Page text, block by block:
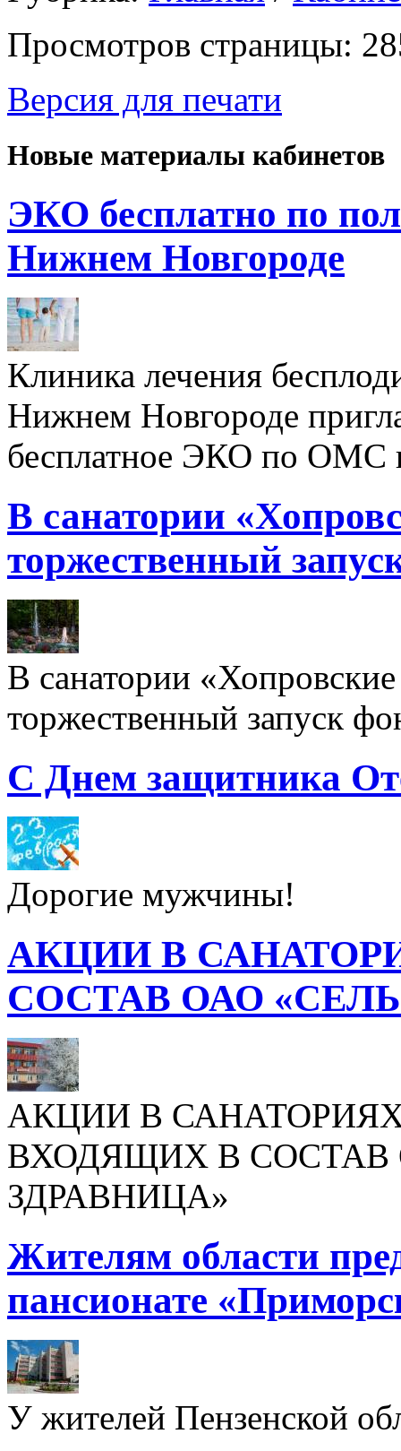
Просмотров страницы:
Версия для печати
Новые материалы кабинетов
ЭКО бесплатно по
Нижнем Новгороде
Клиника лечения
Нижнем Новгороде
бесплатное ЭКО по ОМС
В санатории
торжественный
В санатории «Хопровские
торжественный запуск
С Днем защитника
Дорогие мужчины!
АКЦИИ В
СОСТАВ ОАО
АКЦИИ В
ВХОДЯЩИХ В СОСТАВ
ЗДРАВНИЦА»
Жителям области
пансионате
У жителей Пензенской